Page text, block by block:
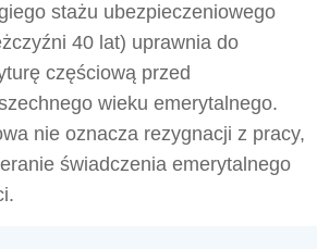
stażu ubezpieczeniowego
40 lat) uprawnia do
częściową przed
wieku emerytalnego.
nie oznacza rezygnacji z pracy,
świadczenia emerytalnego